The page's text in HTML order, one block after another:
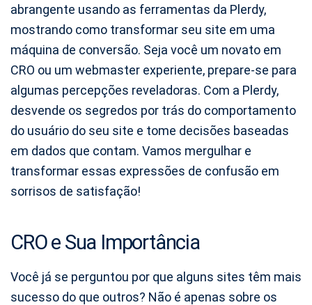
abrangente usando as ferramentas da Plerdy,
mostrando como transformar seu site em uma
máquina de conversão. Seja você um novato em
CRO ou um webmaster experiente, prepare-se para
algumas percepções reveladoras. Com a Plerdy,
desvende os segredos por trás do comportamento
do usuário do seu site e tome decisões baseadas
em dados que contam. Vamos mergulhar e
transformar essas expressões de confusão em
sorrisos de satisfação!
CRO e Sua Importância
Você já se perguntou por que alguns sites têm mais
sucesso do que outros? Não é apenas sobre os